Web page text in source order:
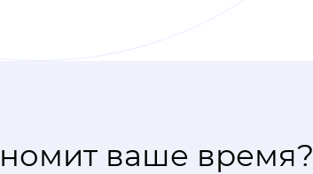
ваше время?